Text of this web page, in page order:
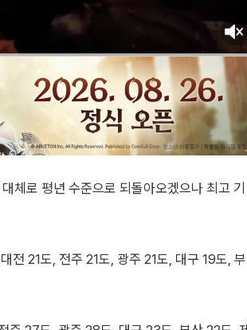
체로 평년 수준으로 되돌아오겠으나 최고 기
전 21도, 전주 21도, 광주 21도, 대구 19도, 부